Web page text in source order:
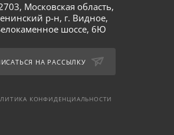
Московская область,
р-н, г. Видное,
шоссе, 6Ю
НА РАССЫЛКУ
КОНФИДЕНЦИАЛЬНОСТИ